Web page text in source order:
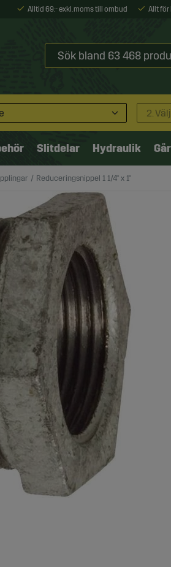
Alltid 69:- exkl. moms till ombud Allt för
2.
Slitdelar Hydraulik
Reduceringsnippel 1 1/4" x 1"